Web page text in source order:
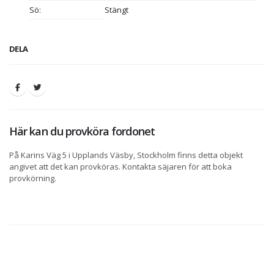
Sö:
Stängt
DELA
Här kan du provköra fordonet
På Karins Väg 5 i Upplands Väsby, Stockholm finns detta objekt
angivet att det kan provköras. Kontakta säjaren för att boka
provkörning.